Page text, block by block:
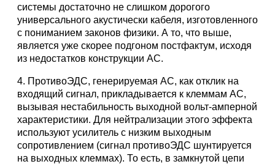
системы достаточно не слишком дорогого
универсального акустически кабеля, изготовленного
с пониманием законов физики. А то, что выше,
является уже скорее подгоном постфактум, исходя
из недостатков конструкции АС.
4. ПротивоЭДС, генерируемая АС, как отклик на
входящий сигнал, прикладывается к клеммам АС,
вызывая нестабильность выходной вольт-амперной
характеристики. Для нейтрализации этого эффекта
используют усилитель с низким выходным
сопротивлением (сигнал противоЭДС шунтируется
на выходных клеммах). То есть, в замкнутой цепи